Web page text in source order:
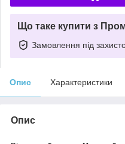
Що таке купити з
Замовлення під
Опис Характеристики
Опис